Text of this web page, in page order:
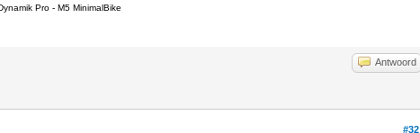
Pro - M5 MinimalBike
Antwoord
#32